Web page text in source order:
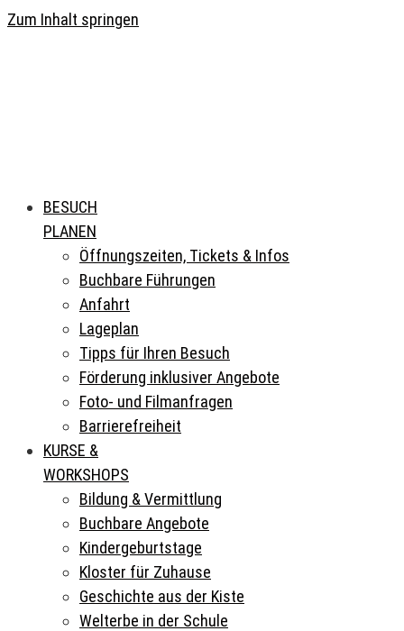
Zum Inhalt springen
BESUCH
PLANEN
Öffnungszeiten, Tickets & Infos
Buchbare Führungen
Anfahrt
Lageplan
Tipps für Ihren Besuch
Förderung inklusiver Angebote
Foto- und Filmanfragen
Barrierefreiheit
KURSE &
WORKSHOPS
Bildung & Vermittlung
Buchbare Angebote
Kindergeburtstage
Kloster für Zuhause
Geschichte aus der Kiste
Welterbe in der Schule